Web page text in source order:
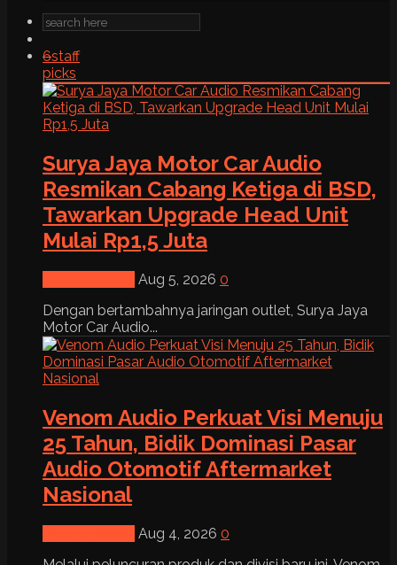
6staff
picks
Surya Jaya Motor Car Audio
Resmikan Cabang Ketiga di BSD,
Tawarkan Upgrade Head Unit
Mulai Rp1,5 Juta
Aug 5, 2026 0
Dengan bertambahnya jaringan outlet, Surya Jaya
Motor Car Audio...
Venom Audio Perkuat Visi Menuju
25 Tahun, Bidik Dominasi Pasar
Audio Otomotif Aftermarket
Nasional
Aug 4, 2026 0